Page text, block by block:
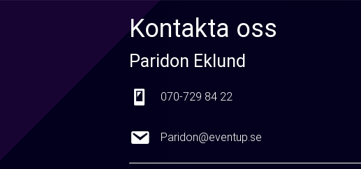
Kontakta oss
Paridon Eklund
070-729 84 22
070-729 84 22
Paridon@eventup.se
Paridon@eventup.se